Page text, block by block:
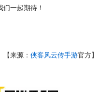
一起期待！
【来源： 侠客风云传手游官方】